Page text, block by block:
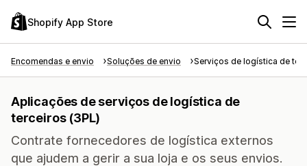
Shopify App Store
Encomendas e envio Soluções de envio Serviços de logística de
Aplicações de serviços de logística de
terceiros (3PL)
Contrate fornecedores de logística externos
que ajudem a gerir a sua loja e os seus envios.